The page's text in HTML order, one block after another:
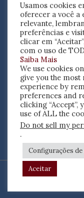
nós
FONTES E
As resenhas,
periódicos
você tem
periódico, escreva
Conheça omodo
índices
ISSN 2764-
Usamos cookies
oferecer a você a
relevante,
preferências e
clicar em
com o uso de
Saiba Mais
We use cookies
give you the most
experience by
preferences and
clicking “Accept”,
use of ALL the
Do not sell my
.
Configurações
Aceitar